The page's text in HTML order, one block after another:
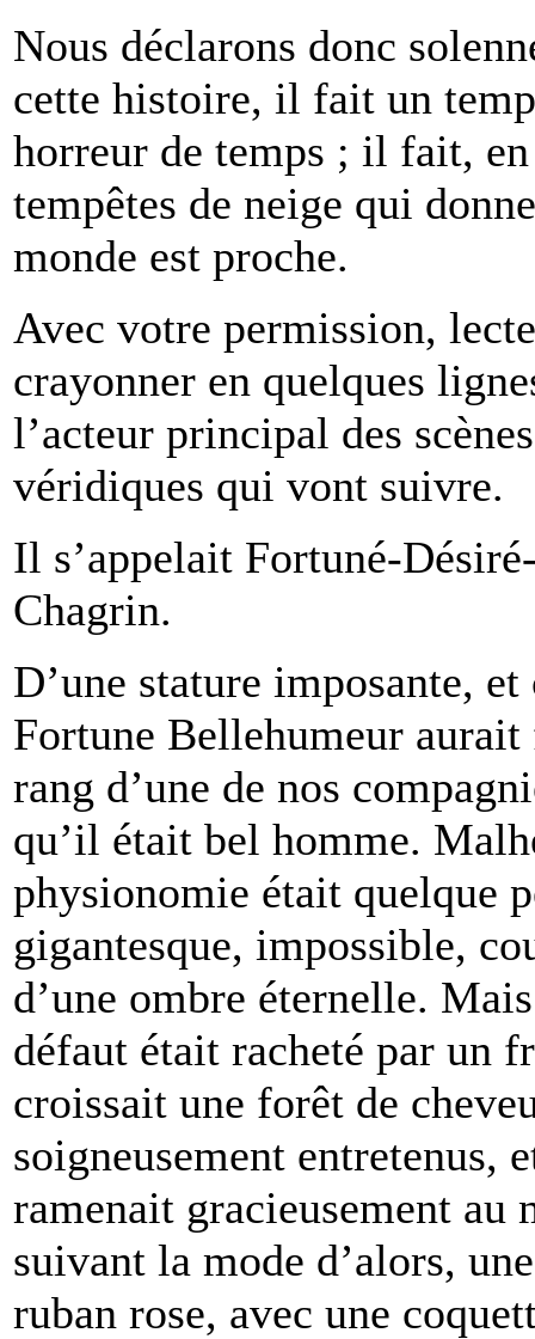
Nous déclarons donc
cette histoire, il fait un
horreur de temps ; il fait,
tempêtes de neige qui
monde est proche.
Avec votre permission,
crayonner en quelques
l’acteur principal des
véridiques qui vont suivre.
Il s’appelait Fortuné-
Chagrin.
D’une stature imposante,
Fortune Bellehumeur
rang d’une de nos
qu’il était bel homme.
physionomie était quelque
gigantesque, impossible,
d’une ombre éternelle.
défaut était racheté par un
croissait une forêt de
soigneusement entretenus,
ramenait gracieusement
suivant la mode d’alors,
ruban rose, avec une